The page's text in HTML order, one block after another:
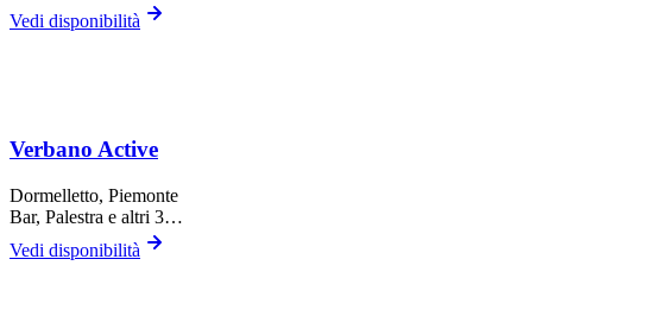
Vedi disponibilità
Verbano Active
Dormelletto, Piemonte
Bar, Palestra e altri 3…
Vedi disponibilità